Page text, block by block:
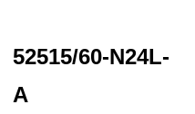
52515/60-N24L-
A